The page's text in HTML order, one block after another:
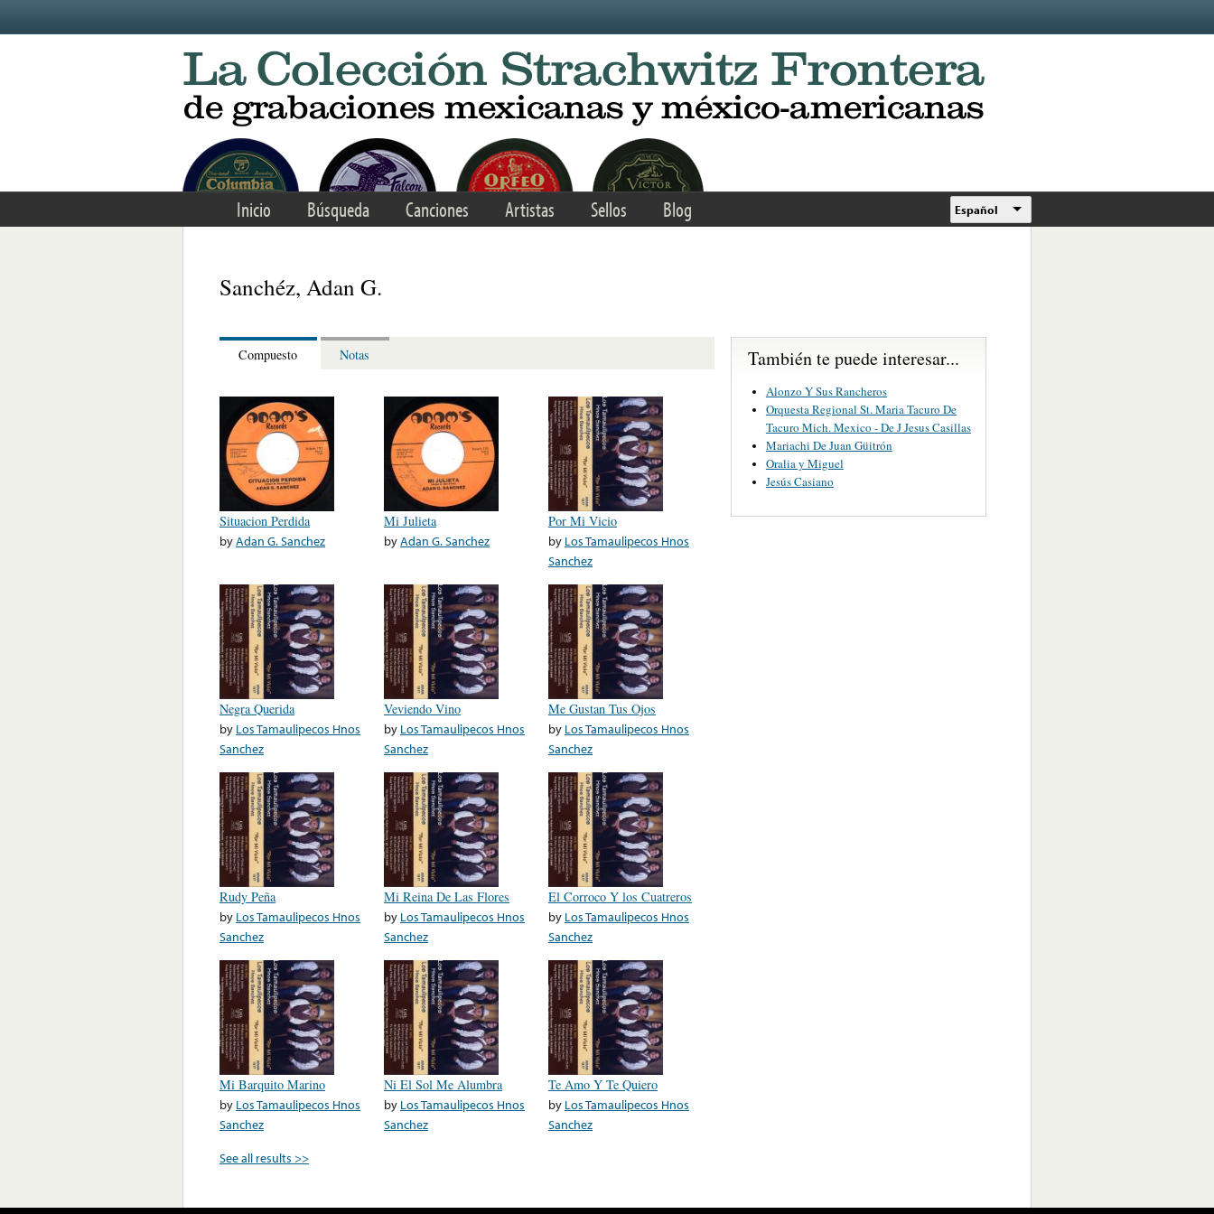
Inicio Búsqueda Canciones Artistas Sellos Blog Español
Sanchéz, Adan G.
Compuesto Notas
Situacion Perdida
byAdan G. Sanchez
Mi Julieta
byAdan G. Sanchez
Por Mi Vicio
by Los Tamaulipecos Hnos
Sanchez
Negra Querida
by Los Tamaulipecos Hnos
Sanchez
Veviendo Vino
by Los Tamaulipecos Hnos
Sanchez
Me Gustan Tus Ojos
by Los Tamaulipecos Hnos
Sanchez
Rudy Peña
by Los Tamaulipecos Hnos
Sanchez
Mi Reina De Las Flores
by Los Tamaulipecos Hnos
Sanchez
El Corroco Y los Cuatreros
by Los Tamaulipecos Hnos
Sanchez
Mi Barquito Marino
by Los Tamaulipecos Hnos
Sanchez
Ni El Sol Me Alumbra
by Los Tamaulipecos Hnos
Sanchez
Te Amo Y Te Quiero
by Los Tamaulipecos Hnos
Sanchez
See all results >>
También te puede interesar...
Alonzo Y Sus Rancheros
Orquesta Regional St. Maria Tacuro De
Tacuro Mich. Mexico - De J Jesus Casillas
Mariachi De Juan Güitrón
Oralia y Miguel
Jesús Casiano